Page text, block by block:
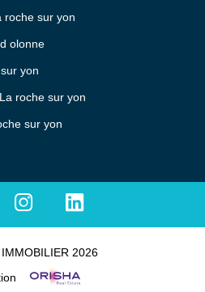
roche sur yon
olonne
yon
roche sur yon
sur yon
2026